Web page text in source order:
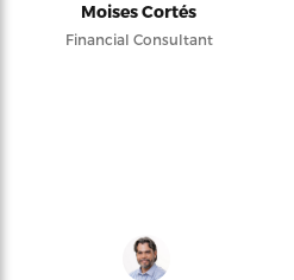
Moises Cortés
Financial Consultant